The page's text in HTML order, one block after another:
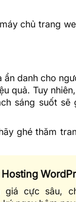
chủ trang
danh cho
quả. Tuy
sáng suốt sẽ
ghé thăm
giá cực sâu,